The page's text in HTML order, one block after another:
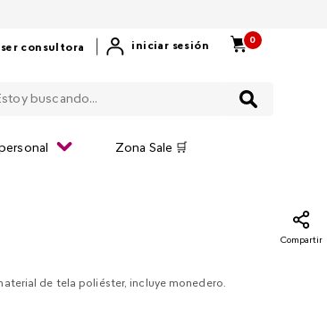
consultora iniciar sesión
0
Zona Sale 🛒
Compartir
de tela poliéster, incluye monedero.